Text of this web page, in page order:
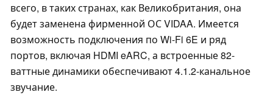
всего, в таких странах, как Великобритания, она
будет заменена фирменной ОС VIDAA. Имеется
возможность подключения по Wi-Fi 6E и ряд
портов, включая HDMI eARC, а встроенные 82-
ваттные динамики обеспечивают 4.1.2-канальное
звучание.